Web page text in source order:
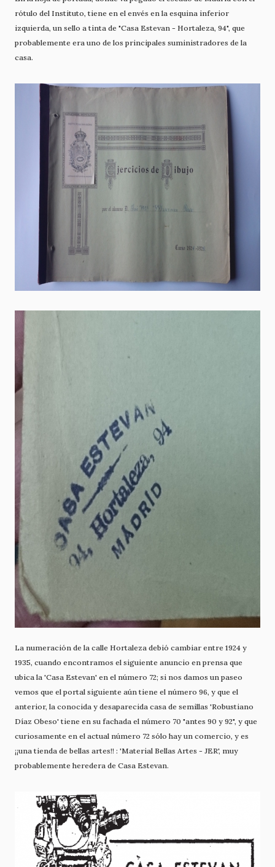
rótulo del Instituto, tiene en el envés en la esquina inferior
izquierda, un sello a tinta de "Casa Estevan - Hortaleza, 94", que
probablemente era uno de los principales suministradores de la
casa.
La numeración de la calle Hortaleza debió cambiar entre 1924 y
1935, cuando encontramos el siguiente anuncio en prensa que
ubica la 'Casa Estevan' en el número 72; si nos damos un paseo
vemos que el portal siguiente aún tiene el número 96, y que el
anterior, la conocida y desaparecida casa de semillas 'Robustiano
Díaz Obeso' tiene en su fachada el número 70 "antes 90 y 92", y que
curiosamente en el actual número 72 sólo hay un comercio, y es
¡¡una tienda de bellas artes!! : 'Material Bellas Artes - JER', muy
probablemente heredera de Casa Estevan.